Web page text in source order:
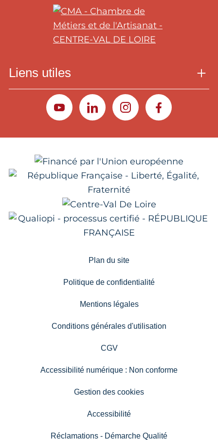
Liens utiles
YOUTUBELINKEDININSTAGRAMFACEBOOK
Plan du site
Politique de confidentialité
Mentions légales
Conditions générales d'utilisation
CGV
Accessibilité numérique : Non conforme
Gestion des cookies
Accessibilité
Réclamations - Démarche Qualité